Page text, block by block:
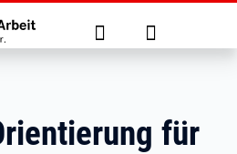
Suche Anmelden
für